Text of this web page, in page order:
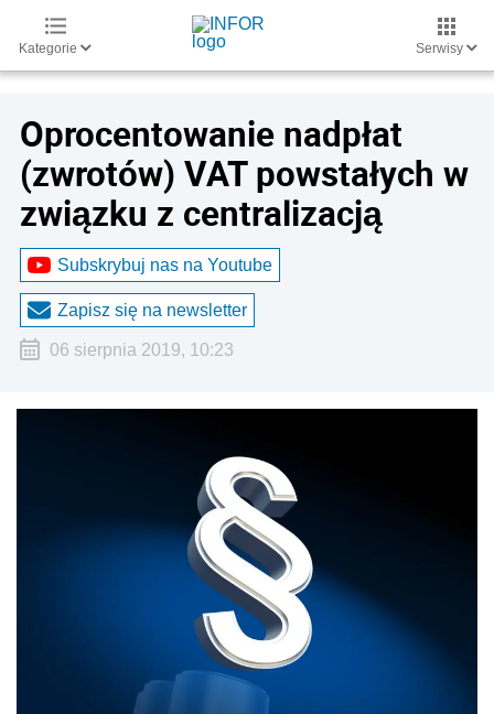
Kategorie Serwisy
Oprocentowanie nadpłat
(zwrotów) VAT powstałych w
związku z centralizacją
Subskrybuj nas na Youtube
Zapisz się na newsletter
06 sierpnia 2019, 10:23